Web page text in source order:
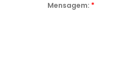
Mensagem: *